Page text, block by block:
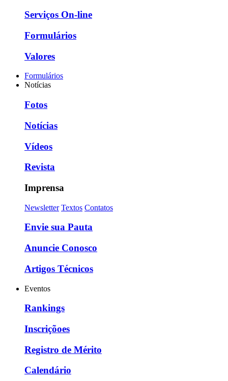
Serviços On-line
Formulários
Valores
Formulários
Notícias
Fotos
Notícias
Vídeos
Revista
Imprensa
Newsletter Textos Contatos
Envie sua Pauta
Anuncie Conosco
Artigos Técnicos
Eventos
Rankings
Inscriçõoes
Registro de Mérito
Calendário